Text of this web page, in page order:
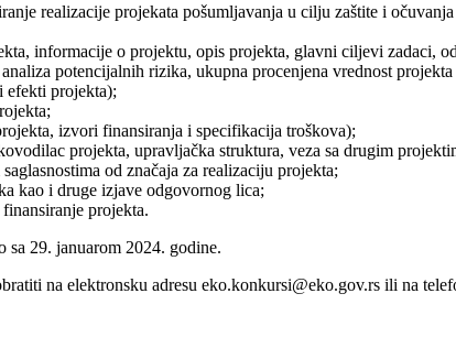
realizacije projekata pošumljavanja u cilju zaštite i
informacije o projektu, opis projekta, glavni ciljevi zadaci,
potencijalnih rizika, ukupna procenjena vrednost
efekti projekta);
izvori finansiranja i specifikacija troškova);
projekta, upravljačka struktura, veza sa drugim
od značaja za realizaciju projekta;
kao i druge izjave odgovornog lica;
projekta.
sa 29. januarom 2024. godine.
na elektronsku adresu eko.konkursi@eko.gov.rs ili na